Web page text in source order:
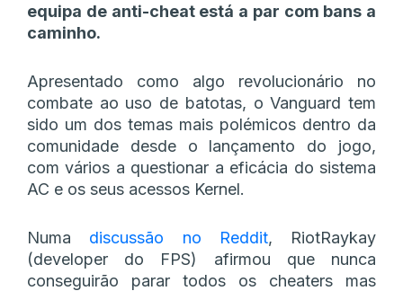
equipa de anti-cheat está a par com bans a
caminho.
Apresentado como algo revolucionário no
combate ao uso de batotas, o Vanguard tem
sido um dos temas mais polémicos dentro da
comunidade desde o lançamento do jogo,
com vários a questionar a eficácia do sistema
AC e os seus acessos Kernel.
Numa discussão no Reddit, RiotRaykay
(developer do FPS) afirmou que nunca
conseguirão parar todos os cheaters mas